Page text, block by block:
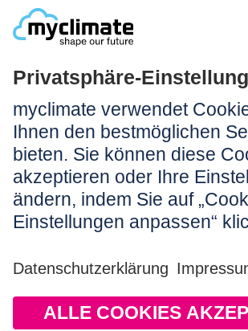
Rechtliches:
Impressum
Nutzungshinweis
AGB
Datenschutz
Barrierefreiheit